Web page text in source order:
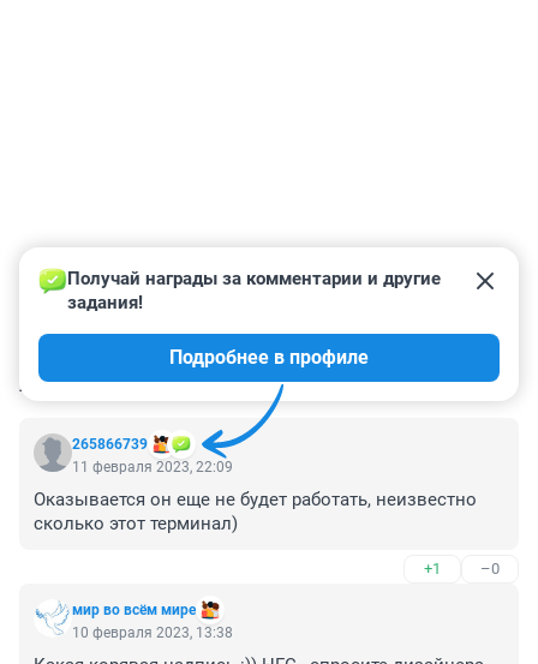
КОММЕНТАРИИ 151
265866739
Получай награды за комментарии и другие
задания!
Подробнее в профиле
11 февраля 2023, 22:09
Оказывается он еще не будет работать, неизвестно
сколько этот терминал)
+1 –0
мир во всём мире
10 февраля 2023, 13:38